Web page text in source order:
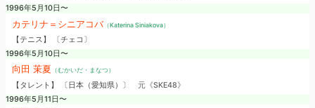
1996年5月10日〜
カテリナ＝シニアコバ（Katerina Siniakova）
【テニス】 〔チェコ〕
1996年5月10日〜
向田 茉夏 （むかいだ・まなつ）
【タレント】 〔日本（愛知県）〕 元《SKE48》
1996年5月11日〜